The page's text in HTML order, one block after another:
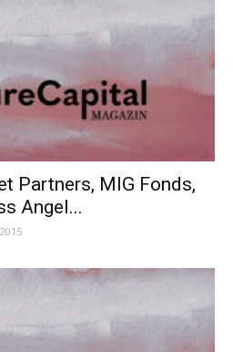
Partners, MIG Fonds,
Angel...